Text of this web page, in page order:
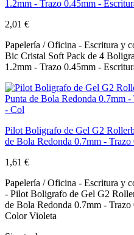
1.2mm - Trazo 0.45mm -
2,01 €
Papelería / Oficina - Escritura y
Bic Cristal Soft Pack de 4
1.2mm - Trazo 0.45mm -
Pilot Boligrafo de Gel G2
de Bola Redonda 0.7mm -
1,61 €
Papelería / Oficina - Escritura y
- Pilot Boligrafo de Gel G2
de Bola Redonda 0.7mm -
Color Violeta